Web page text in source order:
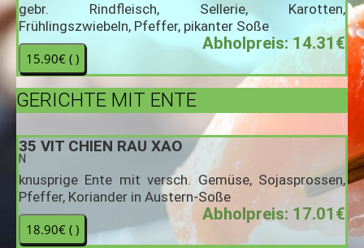
gebr. Rindfleisch, Sellerie, Karotten,
Frühlingszwiebeln, Pfeffer, pikanter Soße
Abholpreis: 14.31€
GERICHTE MIT ENTE
35 VIT CHIEN RAU XAO
N
knusprige Ente mit versch. Gemüse, Sojasprossen,
Pfeffer, Koriander in Austern-Soße
Abholpreis: 17.01€